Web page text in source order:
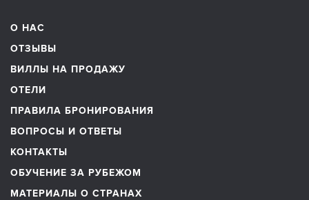
О НАС
ОТЗЫВЫ
ВИЛЛЫ НА ПРОДАЖУ
ОТЕЛИ
ПРАВИЛА БРОНИРОВАНИЯ
ВОПРОСЫ И ОТВЕТЫ
КОНТАКТЫ
ОБУЧЕНИЕ ЗА РУБЕЖОМ
МАТЕРИАЛЫ О СТРАНАХ